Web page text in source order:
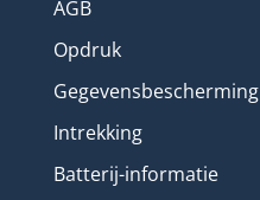
AGB
Opdruk
Gegevensbescherming
Intrekking
Batterij-informatie